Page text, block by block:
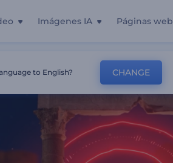
Imágenes IA Páginas web
to English? CHANGE